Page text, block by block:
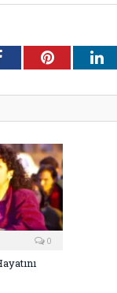
FacebookPinterest
0